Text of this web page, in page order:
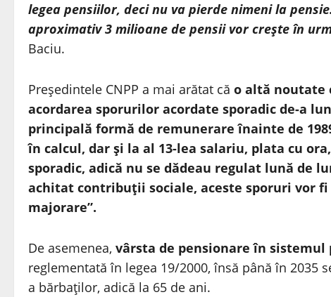
legea pensiilor, deci nu va pierde nimeni la
aproximativ 3 milioane de pensii vor creşte în
Baciu.
Preşedintele CNPP a mai arătat că o altă noutate
acordarea sporurilor acordate sporadic de-a
principală formă de remunerare înainte de
în calcul, dar şi la al 13-lea salariu, plata cu
sporadic, adică nu se dădeau regulat lună de
achitat contribuţii sociale, aceste sporuri vor
majorare”.
De asemenea, vârsta de pensionare în sistemul
reglementată în legea 19/2000, însă până în 2035
a bărbaţilor, adică la 65 de ani.